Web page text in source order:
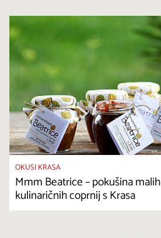
OKUSI KRASA
Mmm Beatrice – pokušina malih
kulinaričnih coprnij s Krasa